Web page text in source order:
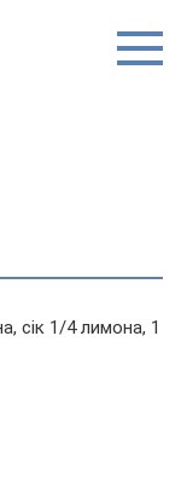
сік 1/4 лимона, 1